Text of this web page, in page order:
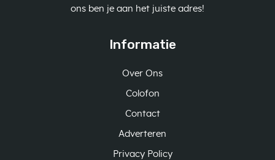
ons ben je aan het juiste adres!
Informatie
Over Ons
Colofon
Contact
Adverteren
Privacy Policy